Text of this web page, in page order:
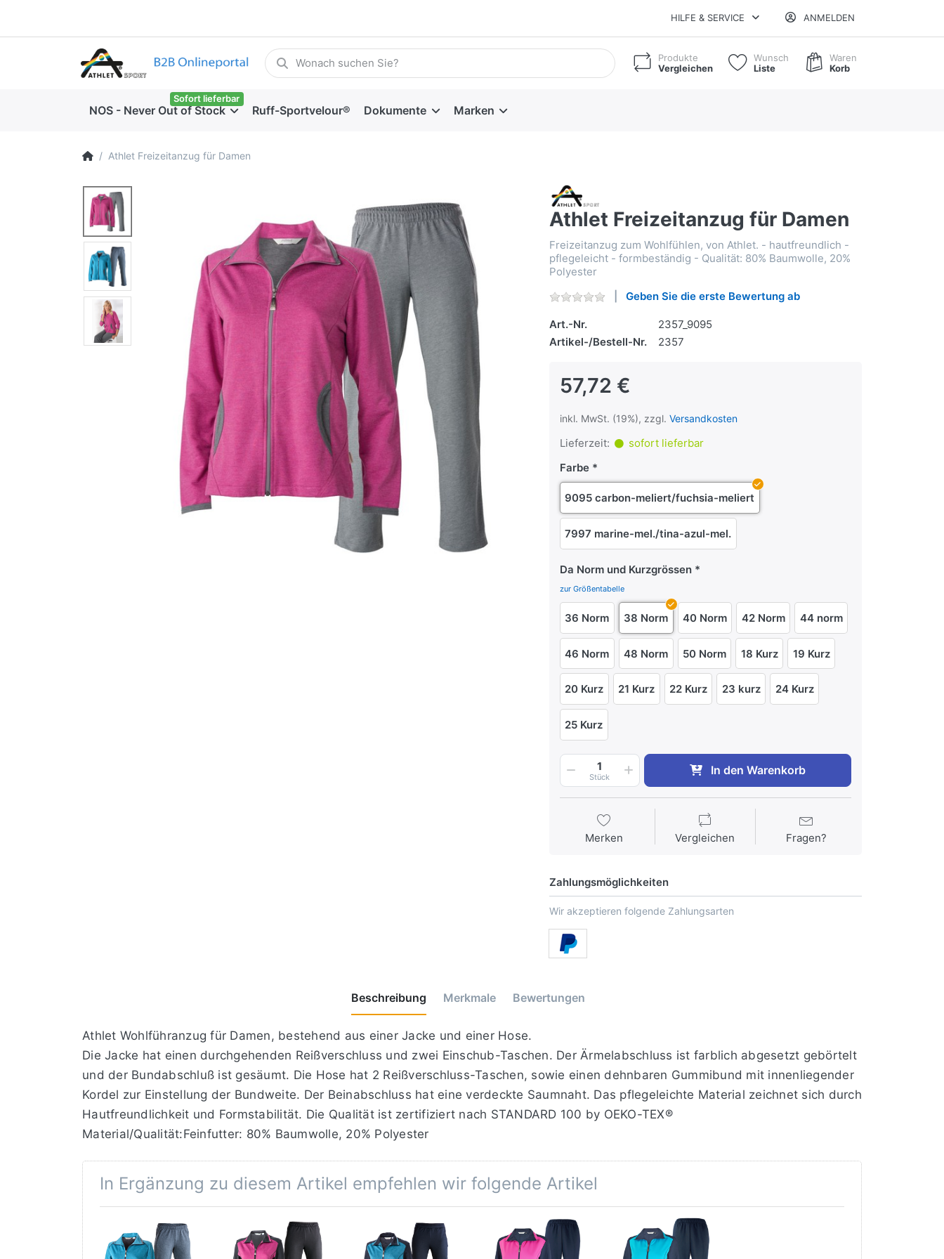
HILFE & SERVICE ANMELDEN
Produkte
Vergleichen
Wunsch
Liste
Waren
Korb
NOS - Never Out of Stock
Sofort lieferbar
Ruff-Sportvelour® Dokumente Marken
Athlet Freizeitanzug für Damen
Athlet Freizeitanzug für Damen
Freizeitanzug zum Wohlfühlen, von Athlet. - hautfreundlich -
pflegeleicht - formbeständig - Qualität: 80% Baumwolle, 20%
Polyester
Geben Sie die erste Bewertung ab
Art.-Nr.
2357_9095
Artikel-/Bestell-Nr.
2357
57,72 €
inkl. MwSt. (19%), zzgl. Versandkosten
Lieferzeit:
sofort lieferbar
Farbe
9095 carbon-meliert/fuchsia-meliert
7997 marine-mel./tina-azul-mel.
Da Norm und Kurzgrössen
zur Größentabelle
36 Norm 38 Norm 40 Norm 42 Norm 44 norm
46 Norm 48 Norm 50 Norm 18 Kurz 19 Kurz
20 Kurz 21 Kurz 22 Kurz 23 kurz 24 Kurz
25 Kurz
1
Stück In den Warenkorb
Merken Vergleichen Fragen?
Zahlungsmöglichkeiten
Wir akzeptieren folgende Zahlungsarten
Beschreibung Merkmale Bewertungen
Athlet Wohlführanzug für Damen, bestehend aus einer Jacke und einer Hose.
Die Jacke hat einen durchgehenden Reißverschluss und zwei Einschub-Taschen. Der Ärmelabschluss ist farblich abgesetzt gebörtelt
und der Bundabschluß ist gesäumt. Die Hose hat 2 Reißverschluss-Taschen, sowie einen dehnbaren Gummibund mit innenliegender
Kordel zur Einstellung der Bundweite. Der Beinabschluss hat eine verdeckte Saumnaht. Das pflegeleichte Material zeichnet sich durch
Hautfreundlichkeit und Formstabilität. Die Qualität ist zertifiziert nach STANDARD 100 by OEKO-TEX®
Material/Qualität:Feinfutter: 80% Baumwolle, 20% Polyester
In Ergänzung zu diesem Artikel empfehlen wir folgende Artikel